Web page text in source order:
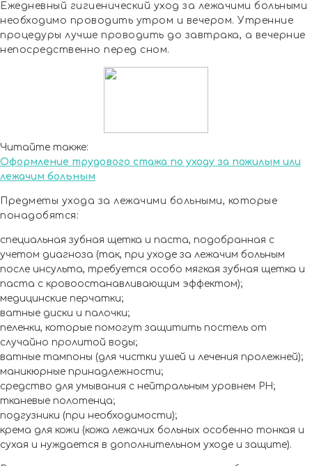
Ежедневный гигиенический уход за лежачими больными
необходимо проводить утром и вечером. Утренние
процедуры лучше проводить до завтрака, а вечерние
непосредственно перед сном.
Читайте также:
Оформление трудового стажа по уходу за пожилым или
лежачим больным
Предметы ухода за лежачими больными, которые
понадобятся:
специальная зубная щетка и паста, подобранная с
учетом диагноза (так, при уходе за лежачим больным
после инсульта, требуется особо мягкая зубная щетка и
паста с кровоостанавливающим эффектом);
медицинские перчатки;
ватные диски и палочки;
пеленки, которые помогут защитить постель от
случайно пролитой воды;
ватные тампоны (для чистки ушей и лечения пролежней);
маникюрные принадлежности;
средство для умывания с нейтральным уровнем PH;
тканевые полотенца;
подгузники (при необходимости);
крема для кожи (кожа лежачих больных особенно тонкая и
сухая и нуждается в дополнительном уходе и защите).